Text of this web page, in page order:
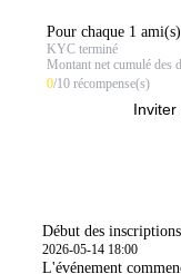
Pour chaque 1
KYC terminé
Montant net cumulé des
0/10 récompense(s)
Inviter
Début des inscriptions
2026-05-14 18:00
L'événement